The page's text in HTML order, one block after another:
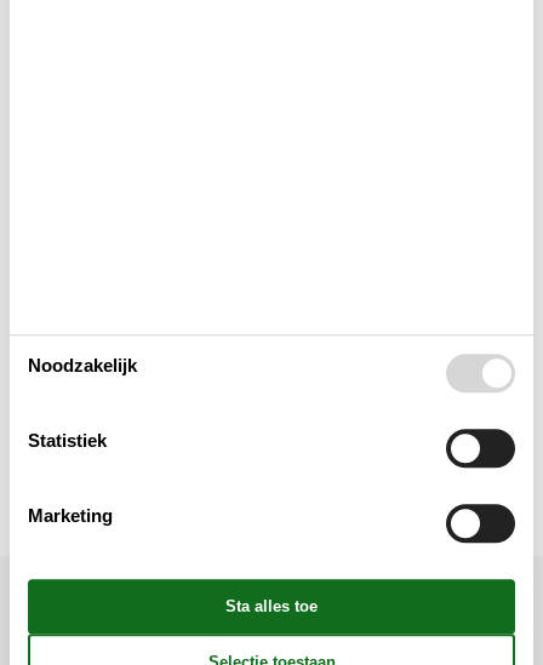
Ligging & omgeving
Noodzakelijk
Statistiek
Marketing